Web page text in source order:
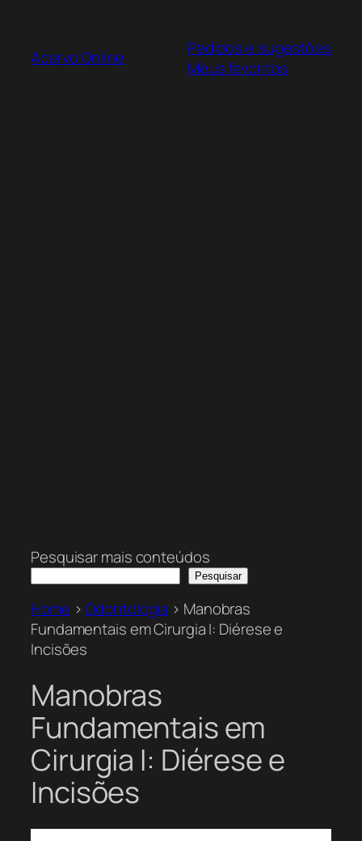
Acervo Online
Pedidos e sugestões
Meus favoritos
Pesquisar mais conteúdos
Pesquisar
Home >Odontologia > Manobras
Fundamentais em Cirurgia I: Diérese e
Incisões
Manobras
Fundamentais em
Cirurgia I: Diérese e
Incisões